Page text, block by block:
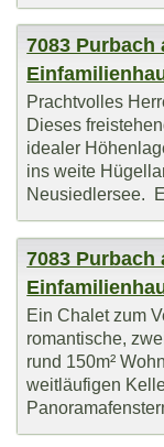
7083 Purbach
Prachtvolles
Dieses
idealer
ins weite
Neusiedlersee.
7083 Purbach
Ein Chalet zum
romantische,
rund 150m²
weitläufigen